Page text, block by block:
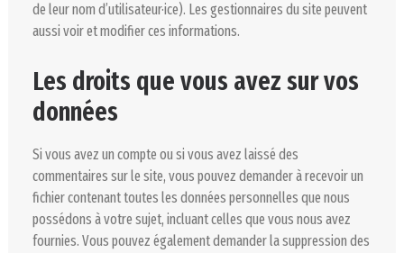
de leur nom d’utilisateur·ice). Les gestionnaires du site peuvent
aussi voir et modifier ces informations.
Les droits que vous avez sur vos
données
Si vous avez un compte ou si vous avez laissé des
commentaires sur le site, vous pouvez demander à recevoir un
fichier contenant toutes les données personnelles que nous
possédons à votre sujet, incluant celles que vous nous avez
fournies. Vous pouvez également demander la suppression des